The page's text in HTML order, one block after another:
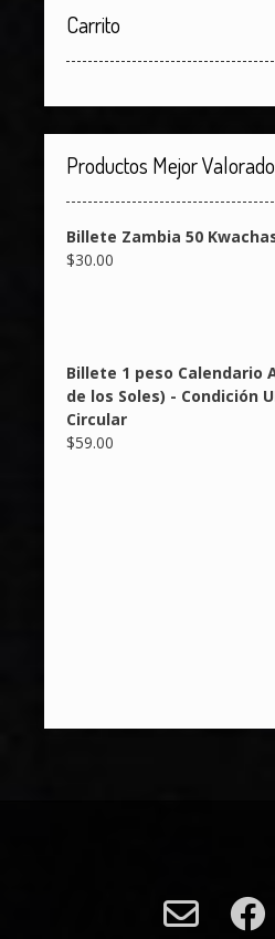
Carrito
Productos Mejor
Billete Zambia 50
$30.00
Billete 1 peso Calendario
de los Soles) - Condición
Circular
$59.00